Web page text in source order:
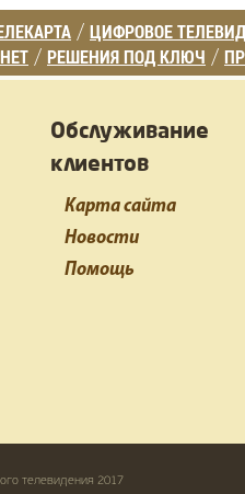
/ ЦИФРОВОЕ
/ РЕШЕНИЯ ПОД КЛЮЧ /
Обслуживание
клиентов
Карта сайта
Новости
Помощь
телевидения 2017